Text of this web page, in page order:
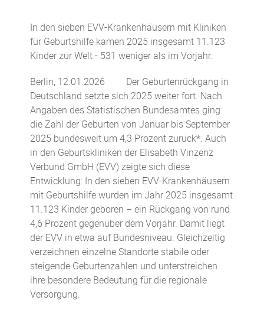
In den sieben EVV-Krankenhäusern mit Kliniken
für Geburtshilfe kamen 2025 insgesamt 11.123
Kinder zur Welt - 531 weniger als im Vorjahr.
Berlin, 12.01.2026 Der Geburtenrückgang in
Deutschland setzte sich 2025 weiter fort. Nach
Angaben des Statistischen Bundesamtes ging
die Zahl der Geburten von Januar bis September
2025 bundesweit um 4,3 Prozent zurück*. Auch
in den Geburtskliniken der Elisabeth Vinzenz
Verbund GmbH (EVV) zeigte sich diese
Entwicklung: In den sieben EVV-Krankenhäusern
mit Geburtshilfe wurden im Jahr 2025 insgesamt
11.123 Kinder geboren – ein Rückgang von rund
4,6 Prozent gegenüber dem Vorjahr. Damit liegt
der EVV in etwa auf Bundesniveau. Gleichzeitig
verzeichnen einzelne Standorte stabile oder
steigende Geburtenzahlen und unterstreichen
ihre besondere Bedeutung für die regionale
Versorgung.